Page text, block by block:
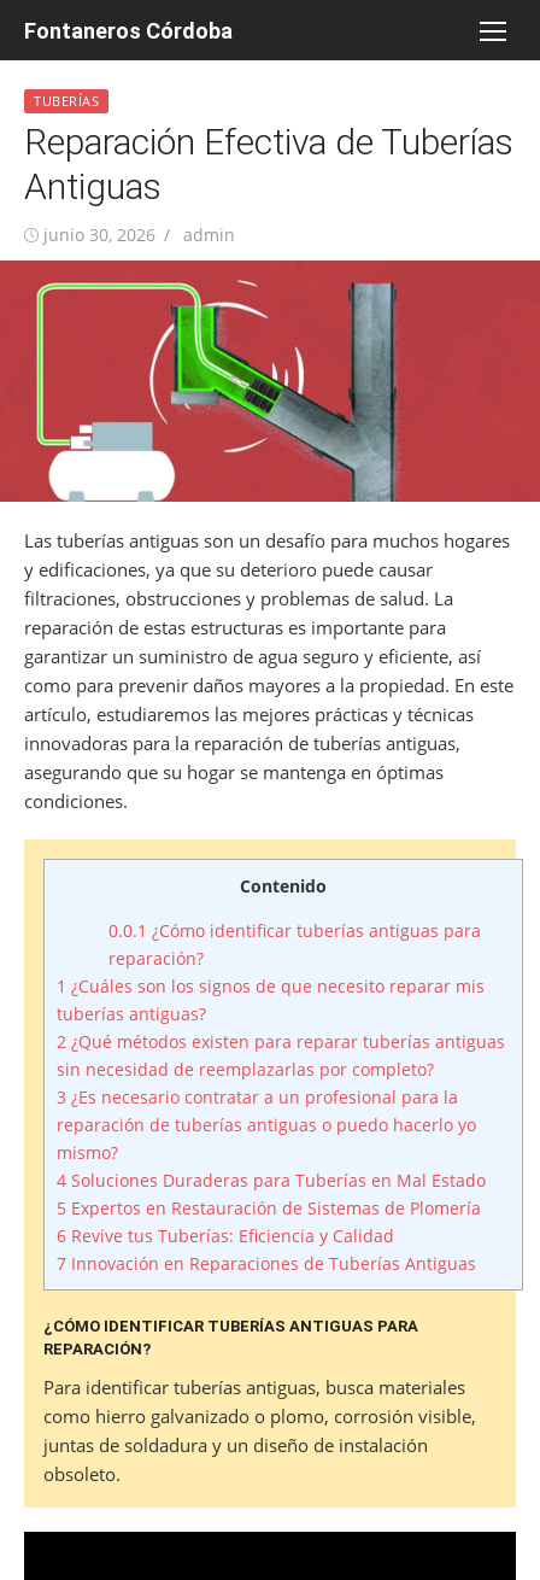
Fontaneros Córdoba
TUBERÍAS
Reparación Efectiva de Tuberías
Antiguas
Publicada
el
junio 30, 2026 Autor
admin
Las tuberías antiguas son un desafío para muchos hogares
y edificaciones, ya que su deterioro puede causar
filtraciones, obstrucciones y problemas de salud. La
reparación de estas estructuras es importante para
garantizar un suministro de agua seguro y eficiente, así
como para prevenir daños mayores a la propiedad. En este
artículo, estudiaremos las mejores prácticas y técnicas
innovadoras para la reparación de tuberías antiguas,
asegurando que su hogar se mantenga en óptimas
condiciones.
Contenido
0.0.1 ¿Cómo identificar tuberías antiguas para
reparación?
1 ¿Cuáles son los signos de que necesito reparar mis
tuberías antiguas?
2 ¿Qué métodos existen para reparar tuberías antiguas
sin necesidad de reemplazarlas por completo?
3 ¿Es necesario contratar a un profesional para la
reparación de tuberías antiguas o puedo hacerlo yo
mismo?
4 Soluciones Duraderas para Tuberías en Mal Estado
5 Expertos en Restauración de Sistemas de Plomería
6 Revive tus Tuberías: Eficiencia y Calidad
7 Innovación en Reparaciones de Tuberías Antiguas
¿CÓMO IDENTIFICAR TUBERÍAS ANTIGUAS PARA
REPARACIÓN?
Para identificar tuberías antiguas, busca materiales
como hierro galvanizado o plomo, corrosión visible,
juntas de soldadura y un diseño de instalación
obsoleto.